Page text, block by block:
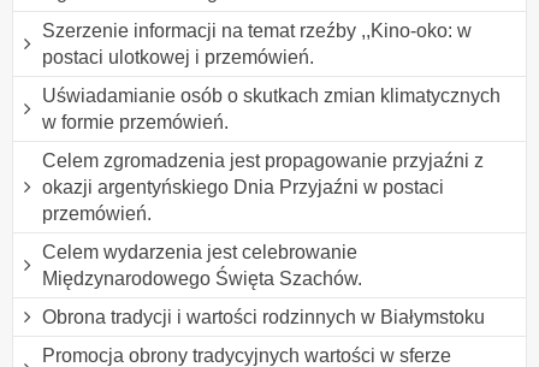
Szerzenie informacji na temat rzeźby ,,Kino-oko: w
postaci ulotkowej i przemówień.
Uświadamianie osób o skutkach zmian klimatycznych
w formie przemówień.
Celem zgromadzenia jest propagowanie przyjaźni z
okazji argentyńskiego Dnia Przyjaźni w postaci
przemówień.
Celem wydarzenia jest celebrowanie
Międzynarodowego Święta Szachów.
Obrona tradycji i wartości rodzinnych w Białymstoku
Promocja obrony tradycyjnych wartości w sferze